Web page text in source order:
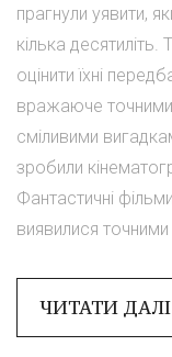
прагнули уявити,
кілька
оцінити їхні
вражаюче
сміливими
зробили
Фантастичні
виявилися точними
ЧИТАТИ ДАЛІ